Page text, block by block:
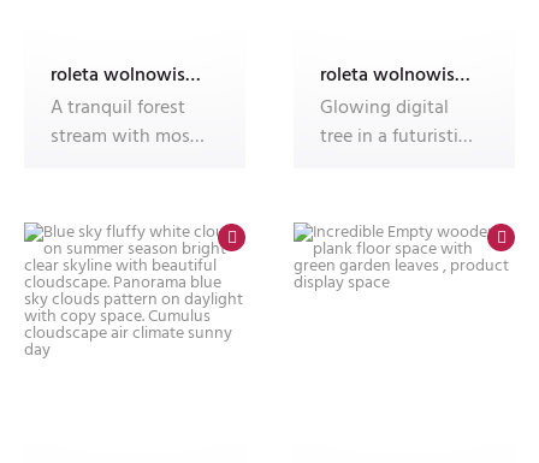
roleta wolnowisząca electro z nadrukiem
A tranquil forest
stream with moss-
roleta wolnowisząca electro z nadrukiem
Glowing digital
tree in a futuristic